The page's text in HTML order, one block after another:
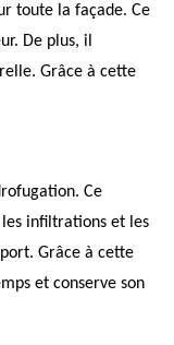
toute la façade. Ce
De plus, il
Grâce à cette
Ce
infiltrations et les
Grâce à cette
et conserve son